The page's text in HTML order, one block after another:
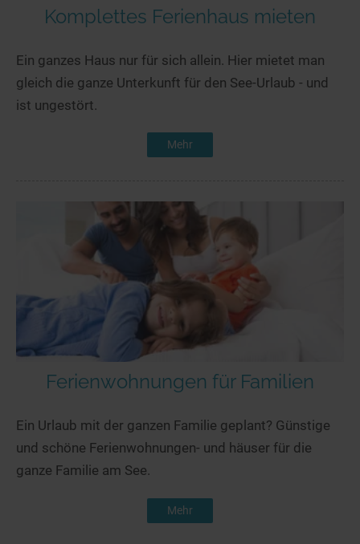
Komplettes Ferienhaus mieten
Ein ganzes Haus nur für sich allein. Hier mietet man
gleich die ganze Unterkunft für den See-Urlaub - und
ist ungestört.
Mehr
Ferienwohnungen für Familien
Ein Urlaub mit der ganzen Familie geplant? Günstige
und schöne Ferienwohnungen- und häuser für die
ganze Familie am See.
Mehr